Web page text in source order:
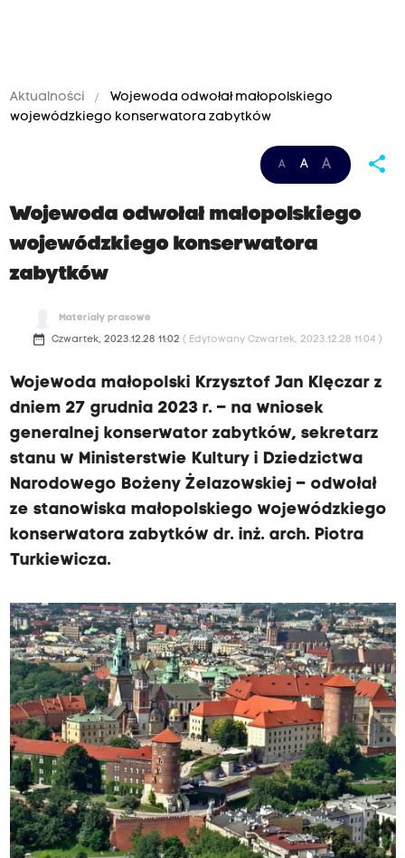
Aktualności
Wojewoda odwołał małopolskiego
wojewódzkiego konserwatora zabytków
A A A share
Wojewoda odwołał małopolskiego
wojewódzkiego konserwatora
zabytków
Materiały prasowe
date_range Czwartek, 2023.12.28 11:02 ( Edytowany Czwartek, 2023.12.28 11:04 )
Wojewoda małopolski Krzysztof Jan Klęczar z
dniem 27 grudnia 2023 r. – na wniosek
generalnej konserwator zabytków, sekretarz
stanu w Ministerstwie Kultury i Dziedzictwa
Narodowego Bożeny Żelazowskiej – odwołał
ze stanowiska małopolskiego wojewódzkiego
konserwatora zabytków dr. inż. arch. Piotra
Turkiewicza.